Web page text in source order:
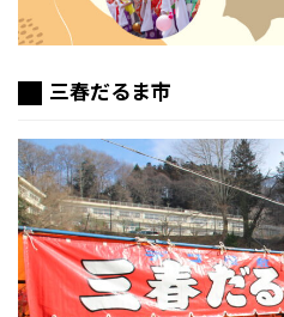
三春だるま市